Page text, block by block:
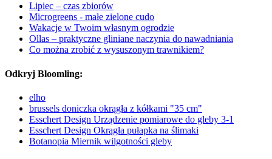
Lipiec – czas zbiorów
Microgreens - małe zielone cudo
Wakacje w Twoim własnym ogrodzie
Ollas – praktyczne gliniane naczynia do nawadniania
Co można zrobić z wysuszonym trawnikiem?
Odkryj Bloomling:
elho
brussels doniczka okrągła z kółkami "35 cm"
Esschert Design Urządzenie pomiarowe do gleby 3-1
Esschert Design Okrągła pułapka na ślimaki
Botanopia Miernik wilgotności gleby